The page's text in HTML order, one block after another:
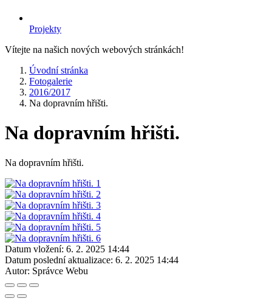
Projekty
Vítejte na našich nových webových stránkách!
Úvodní stránka
Fotogalerie
2016/2017
Na dopravním hřišti.
Na dopravním hřišti.
Na dopravním hřišti.
Datum vložení: 6. 2. 2025 14:44
Datum poslední aktualizace: 6. 2. 2025 14:44
Autor: Správce Webu